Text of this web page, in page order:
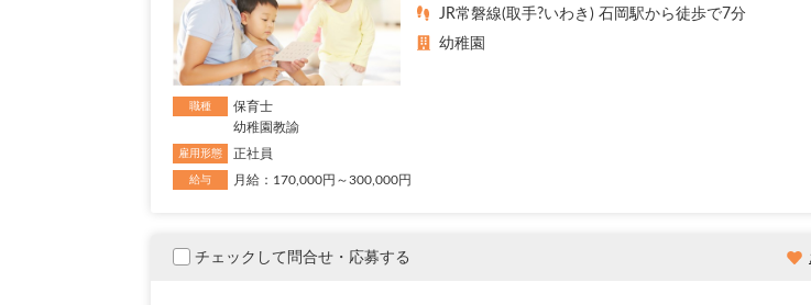
JR常磐線(取手?いわき) 石岡駅から徒歩で7分
幼稚園
職種
保育士
幼稚園教諭
雇用形態 正社員
給与 月給：170,000円～300,000円
チェックして問合せ・応募する